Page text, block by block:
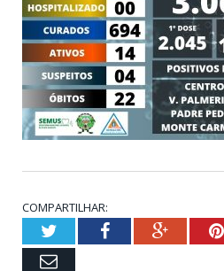
COMPARTILHAR:
TwitterFacebookGoogle+
Email